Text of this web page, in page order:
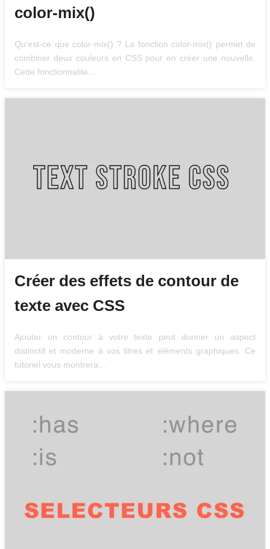
color-mix()
Qu'est-ce que color-mix() ? La fonction color-mix() permet de
combiner deux couleurs en CSS pour en créer une nouvelle.
Cette fonctionnalité…
Créer des effets de contour de
texte avec CSS
Ajouter un contour à votre texte peut donner un aspect
distinctif et moderne à vos titres et éléments graphiques. Ce
tutoriel vous montrera…